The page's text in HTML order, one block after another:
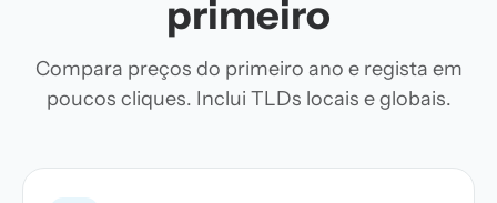
primeiro
Compara preços do primeiro ano e regista em
poucos cliques. Inclui TLDs locais e globais.